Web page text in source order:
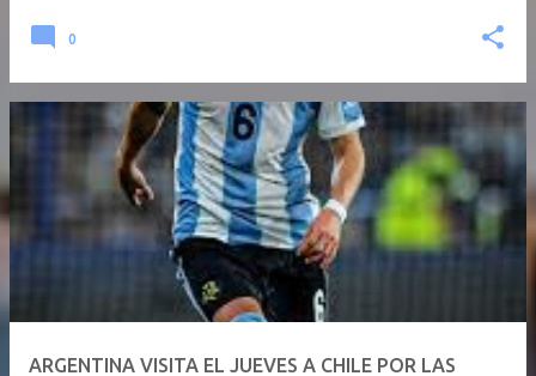
0
ARGENTINA VISITA EL JUEVES A CHILE POR LAS